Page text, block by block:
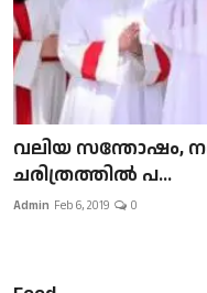
വലിയ സന്തോഷം,
ചരിത്രത്തിൽ പ...
Admin Feb 6, 2019 0